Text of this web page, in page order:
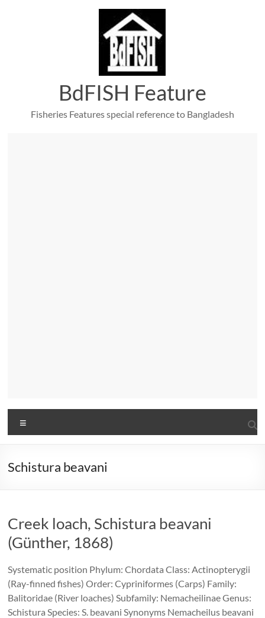
BdFISH Feature
Fisheries Features special reference to Bangladesh
Schistura beavani
Creek loach, Schistura beavani
(Günther, 1868)
Systematic position Phylum: Chordata Class: Actinopterygii
(Ray-finned fishes) Order: Cypriniformes (Carps) Family:
Balitoridae (River loaches) Subfamily: Nemacheilinae Genus:
Schistura Species: S. beavani Synonyms Nemacheilus beavani